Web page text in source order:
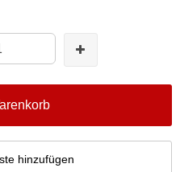
hinzufügen